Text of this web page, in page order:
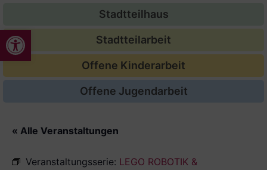
Werkzeugleiste öffnen
Stadtteilhaus
Stadtteilarbeit
Offene Kinderarbeit
Offene Jugendarbeit
« Alle Veranstaltungen
Veranstaltungsserie: LEGO ROBOTIK &